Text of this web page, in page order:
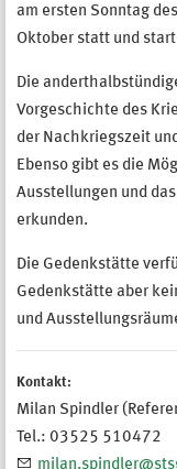
am ersten Sonntag
Oktober statt und
Die
Vorgeschichte des
der Nachkriegszeit
Ebenso gibt es die
Ausstellungen und
erkunden.
Die Gedenkstätte
Gedenkstätte aber
und
Kontakt:
Milan Spindler
Tel.: 03525 510472